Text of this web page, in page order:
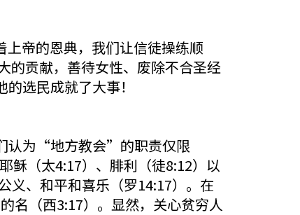
帝的恩典，我们让信徒操练顺
的贡献，善待女性、废除不合圣经
选民成就了大事！
认为“地方教会”的职责仅限
稣（太4:17）、腓利（徒8:12）以
义、和平和喜乐（罗14:17）。在
名（西3:17）。显然，关心贫穷人